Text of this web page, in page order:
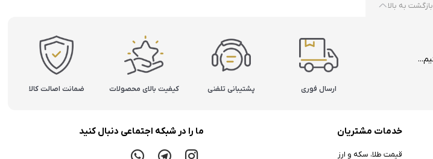
بازگشت به بالا
ارسال فوری پشتیبانی تلفنی کیفیت بالای محصولات ضمانت اصالت کالا
خدمات مشتریان
قیمت طلا، سکه و ارز
ما را در شبکه اجتماعی دنبال کنید